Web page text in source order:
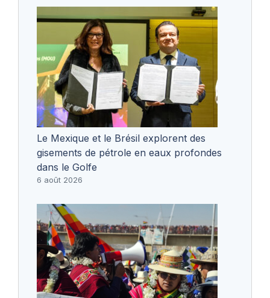
Le Mexique et le Brésil explorent des
gisements de pétrole en eaux profondes
dans le Golfe
6 août 2026